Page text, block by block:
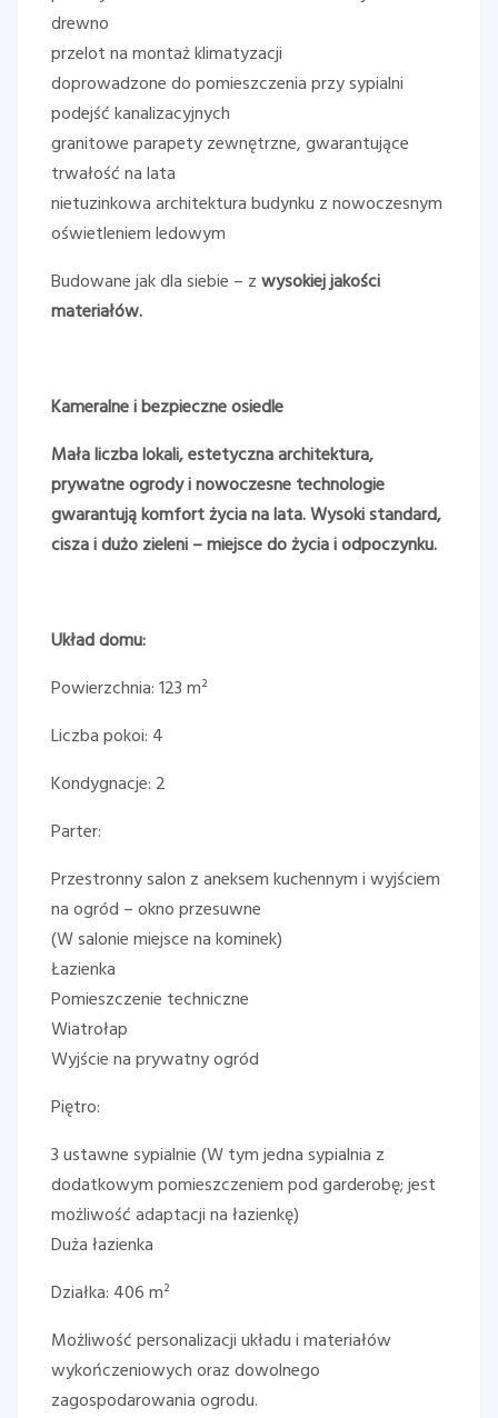
drewno
przelot na montaż klimatyzacji
doprowadzone do pomieszczenia przy sypialni
podejść kanalizacyjnych
granitowe parapety zewnętrzne, gwarantujące
trwałość na lata
nietuzinkowa architektura budynku z nowoczesnym
oświetleniem ledowym
Budowane jak dla siebie – zwysokiej jakości
materiałów.
Kameralne i bezpieczne osiedle
Mała liczba lokali, estetyczna architektura,
prywatne ogrody i nowoczesne technologie
gwarantują komfort życia na lata. Wysoki standard,
cisza i dużo zieleni – miejsce do życia i odpoczynku.
Układ domu:
Powierzchnia: 123 m²
Liczba pokoi: 4
Kondygnacje: 2
Parter:
Przestronny salon z aneksem kuchennym i wyjściem
na ogród – okno przesuwne
(W salonie miejsce na kominek)
Łazienka
Pomieszczenie techniczne
Wiatrołap
Wyjście na prywatny ogród
Piętro:
3 ustawne sypialnie (W tym jedna sypialnia z
dodatkowym pomieszczeniem pod garderobę; jest
możliwość adaptacji na łazienkę)
Duża łazienka
Działka: 406 m²
Możliwość personalizacji układu i materiałów
wykończeniowych oraz dowolnego
zagospodarowania ogrodu.